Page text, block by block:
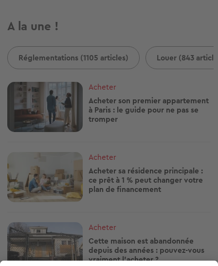
A la une !
Réglementations (1105 articles) Louer (843
Image
Acheter
Acheter son premier appartement
à Paris : le guide pour ne pas se
tromper
Acheter
Acheter sa résidence principale :
ce prêt à 1 % peut changer votre
plan de financement
Image
Acheter
Cette maison est abandonnée
depuis des années : pouvez-vous
vraiment l’acheter ?